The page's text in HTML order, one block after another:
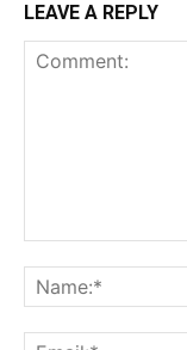
LEAVE A REPLY